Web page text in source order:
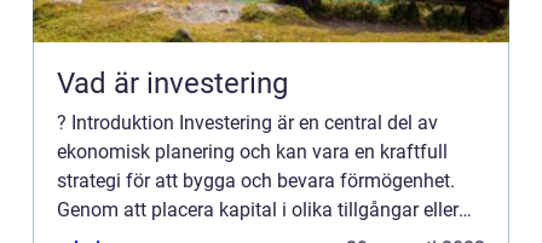
Vad är investering
? Introduktion Investering är en central del av
ekonomisk planering och kan vara en kraftfull
strategi för att bygga och bevara förmögenhet.
Genom att placera kapital i olika tillgångar eller